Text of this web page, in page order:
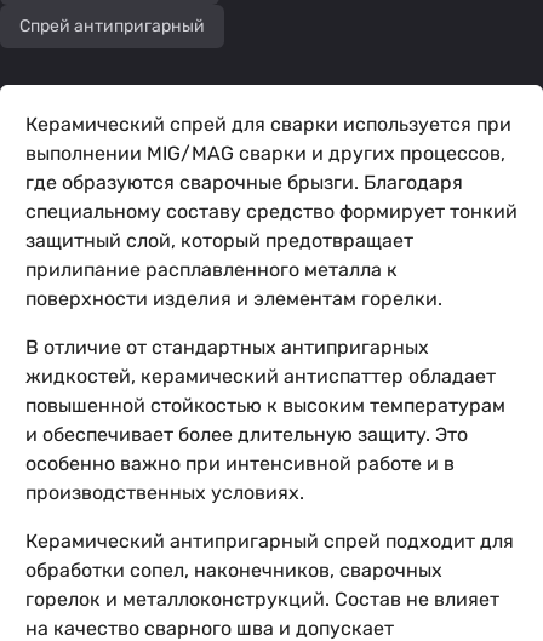
Спрей антипригарный
Керамический спрей для сварки используется при
выполнении MIG/MAG сварки и других процессов,
где образуются сварочные брызги. Благодаря
специальному составу средство формирует тонкий
защитный слой, который предотвращает
прилипание расплавленного металла к
поверхности изделия и элементам горелки.
В отличие от стандартных антипригарных
жидкостей, керамический антиспаттер обладает
повышенной стойкостью к высоким температурам
и обеспечивает более длительную защиту. Это
особенно важно при интенсивной работе и в
производственных условиях.
Керамический антипригарный спрей подходит для
обработки сопел, наконечников, сварочных
горелок и металлоконструкций. Состав не влияет
на качество сварного шва и допускает